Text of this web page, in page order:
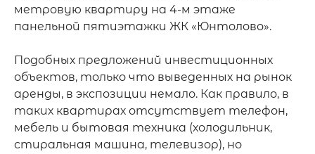
метровую квартиру на 4-м этаже
панельной пятиэтажки ЖК «Юнтолово».
Подобных предложений инвестиционных
объектов, только что выведенных на рынок
аренды, в экспозиции немало. Как правило, в
таких квартирах отсутствует телефон,
мебель и бытовая техника (холодильник,
стиральная машина, телевизор), но